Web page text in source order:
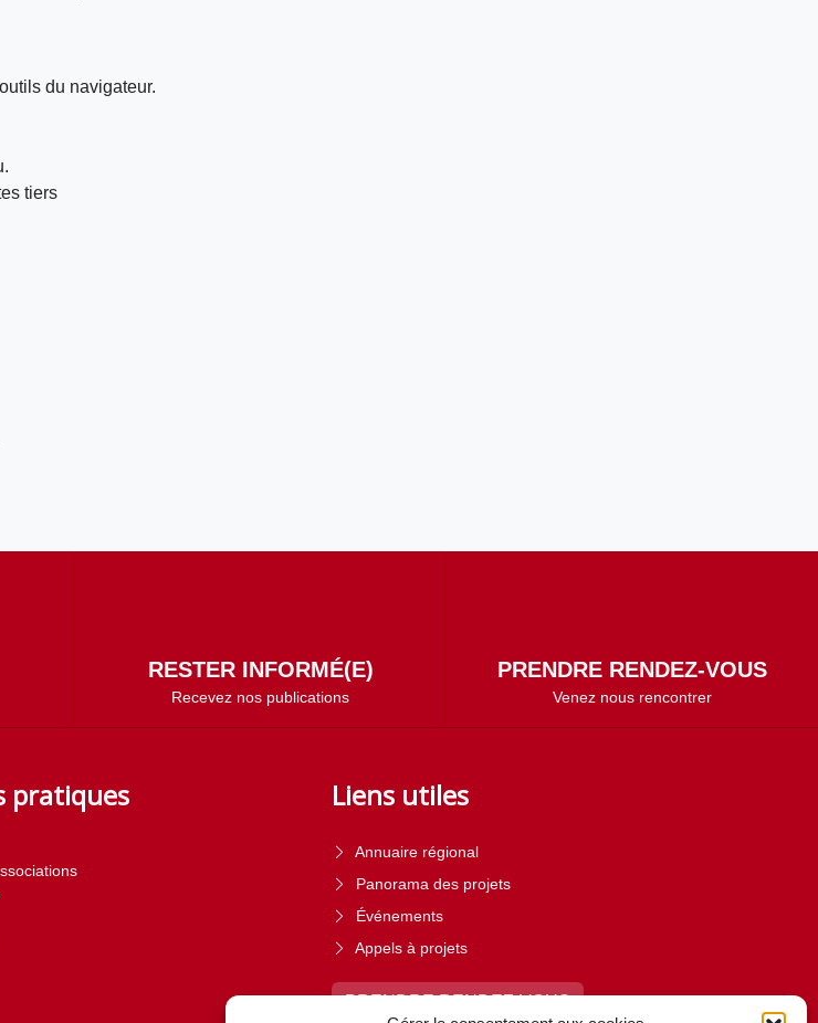
du navigateur.
tiers
RESTER INFORMÉ(E)
Recevez nos publications
PRENDRE RENDEZ-VOUS
Venez nous rencontrer
pratiques Liens utiles
Annuaire régional
Panorama des projets
Événements
Appels à projets
PRENDRE RENDEZ-VOUS